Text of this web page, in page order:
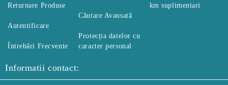
Returnare Produse
Autentificare
Întrebări Frecvente
Căutare Avansată
Protecția datelor cu
caracter personal
km suplimentari
Informatii contact: